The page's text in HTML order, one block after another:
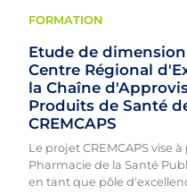
FORMATION
Etude de
Centre Régional
la Chaîne
Produits de Santé
CREMCAPS
Le projet CREMCAPS vise
Pharmacie de la Santé
en tant que pôle